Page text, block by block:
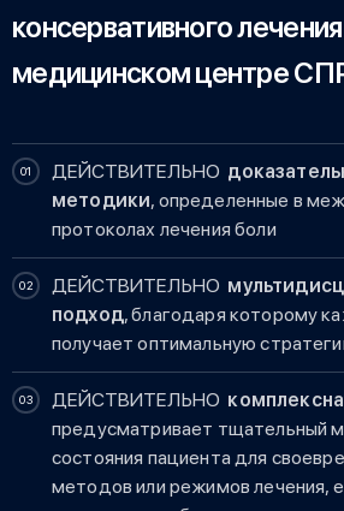
консервативного
медицинском центре
ДЕЙСТВИТЕЛЬНО
методики, определенные в
протоколах лечения боли
ДЕЙСТВИТЕЛЬНО
подход, благодаря которому
получает оптимальную
ДЕЙСТВИТЕЛЬНО
предусматривает тщательный
состояния пациента для
методов или режимов лечения,